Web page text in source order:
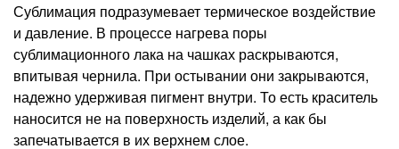
Сублимация подразумевает термическое воздействие
и давление. В процессе нагрева поры
сублимационного лака на чашках раскрываются,
впитывая чернила. При остывании они закрываются,
надежно удерживая пигмент внутри. То есть краситель
наносится не на поверхность изделий, а как бы
запечатывается в их верхнем слое.